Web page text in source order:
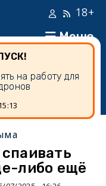
Меню
18+
на работу для
либо ещё